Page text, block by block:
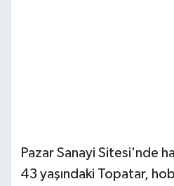
Pazar Sanayi Sitesi'nde
43 yaşındaki Topatar,